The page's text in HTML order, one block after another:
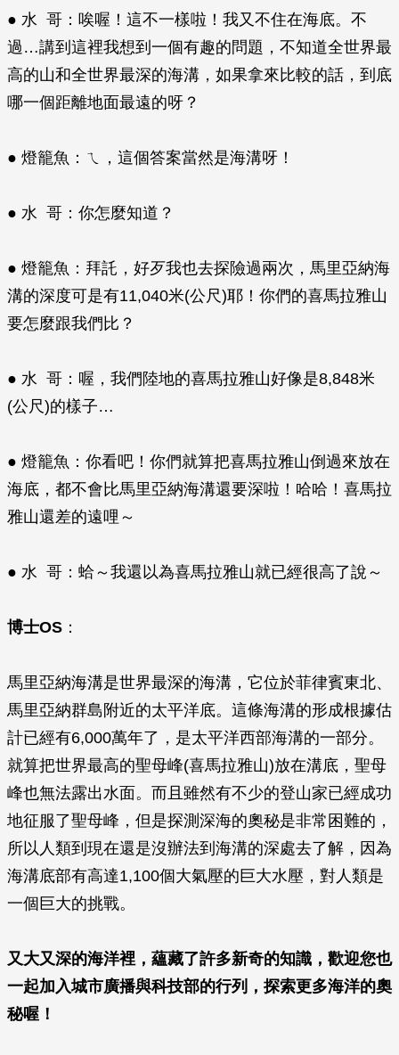
● 水 哥：唉喔！這不一樣啦！我又不住在海底。不
過…講到這裡我想到一個有趣的問題，不知道全世界最
高的山和全世界最深的海溝，如果拿來比較的話，到底
哪一個距離地面最遠的呀？
● 燈籠魚：ㄟ，這個答案當然是海溝呀！
● 水 哥：你怎麼知道？
● 燈籠魚：拜託，好歹我也去探險過兩次，馬里亞納海
溝的深度可是有11,040米(公尺)耶！你們的喜馬拉雅山
要怎麼跟我們比？
● 水 哥：喔，我們陸地的喜馬拉雅山好像是8,848米
(公尺)的樣子…
● 燈籠魚：你看吧！你們就算把喜馬拉雅山倒過來放在
海底，都不會比馬里亞納海溝還要深啦！哈哈！喜馬拉
雅山還差的遠哩～
● 水 哥：蛤～我還以為喜馬拉雅山就已經很高了說～
博士OS ：
馬里亞納海溝是世界最深的海溝，它位於菲律賓東北、
馬里亞納群島附近的太平洋底。這條海溝的形成根據估
計已經有6,000萬年了，是太平洋西部海溝的一部分。
就算把世界最高的聖母峰(喜馬拉雅山)放在溝底，聖母
峰也無法露出水面。而且雖然有不少的登山家已經成功
地征服了聖母峰，但是探測深海的奧秘是非常困難的，
所以人類到現在還是沒辦法到海溝的深處去了解，因為
海溝底部有高達1,100個大氣壓的巨大水壓，對人類是
一個巨大的挑戰。
又大又深的海洋裡，蘊藏了許多新奇的知識，歡迎您也
一起加入城市廣播與科技部的行列，探索更多海洋的奧
秘喔！